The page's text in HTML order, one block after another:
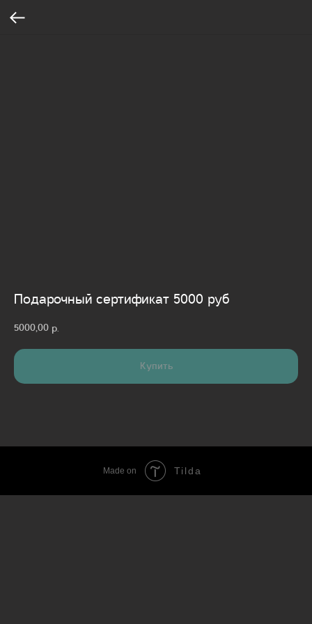
Подарочный сертификат 5000 руб
5000,00 р.
Купить
Made on Tilda